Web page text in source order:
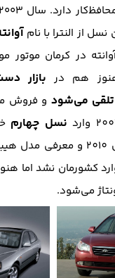
دارد. سال ۲۰۰۳ شرکت
نسل از النترا با نام
در کرمان موتور
هم در بازار
می‌شود و فروش
نسل چهارم
چهارم النترا تا سال 2010
وارد کشورمان نشد اما
می‌شود.